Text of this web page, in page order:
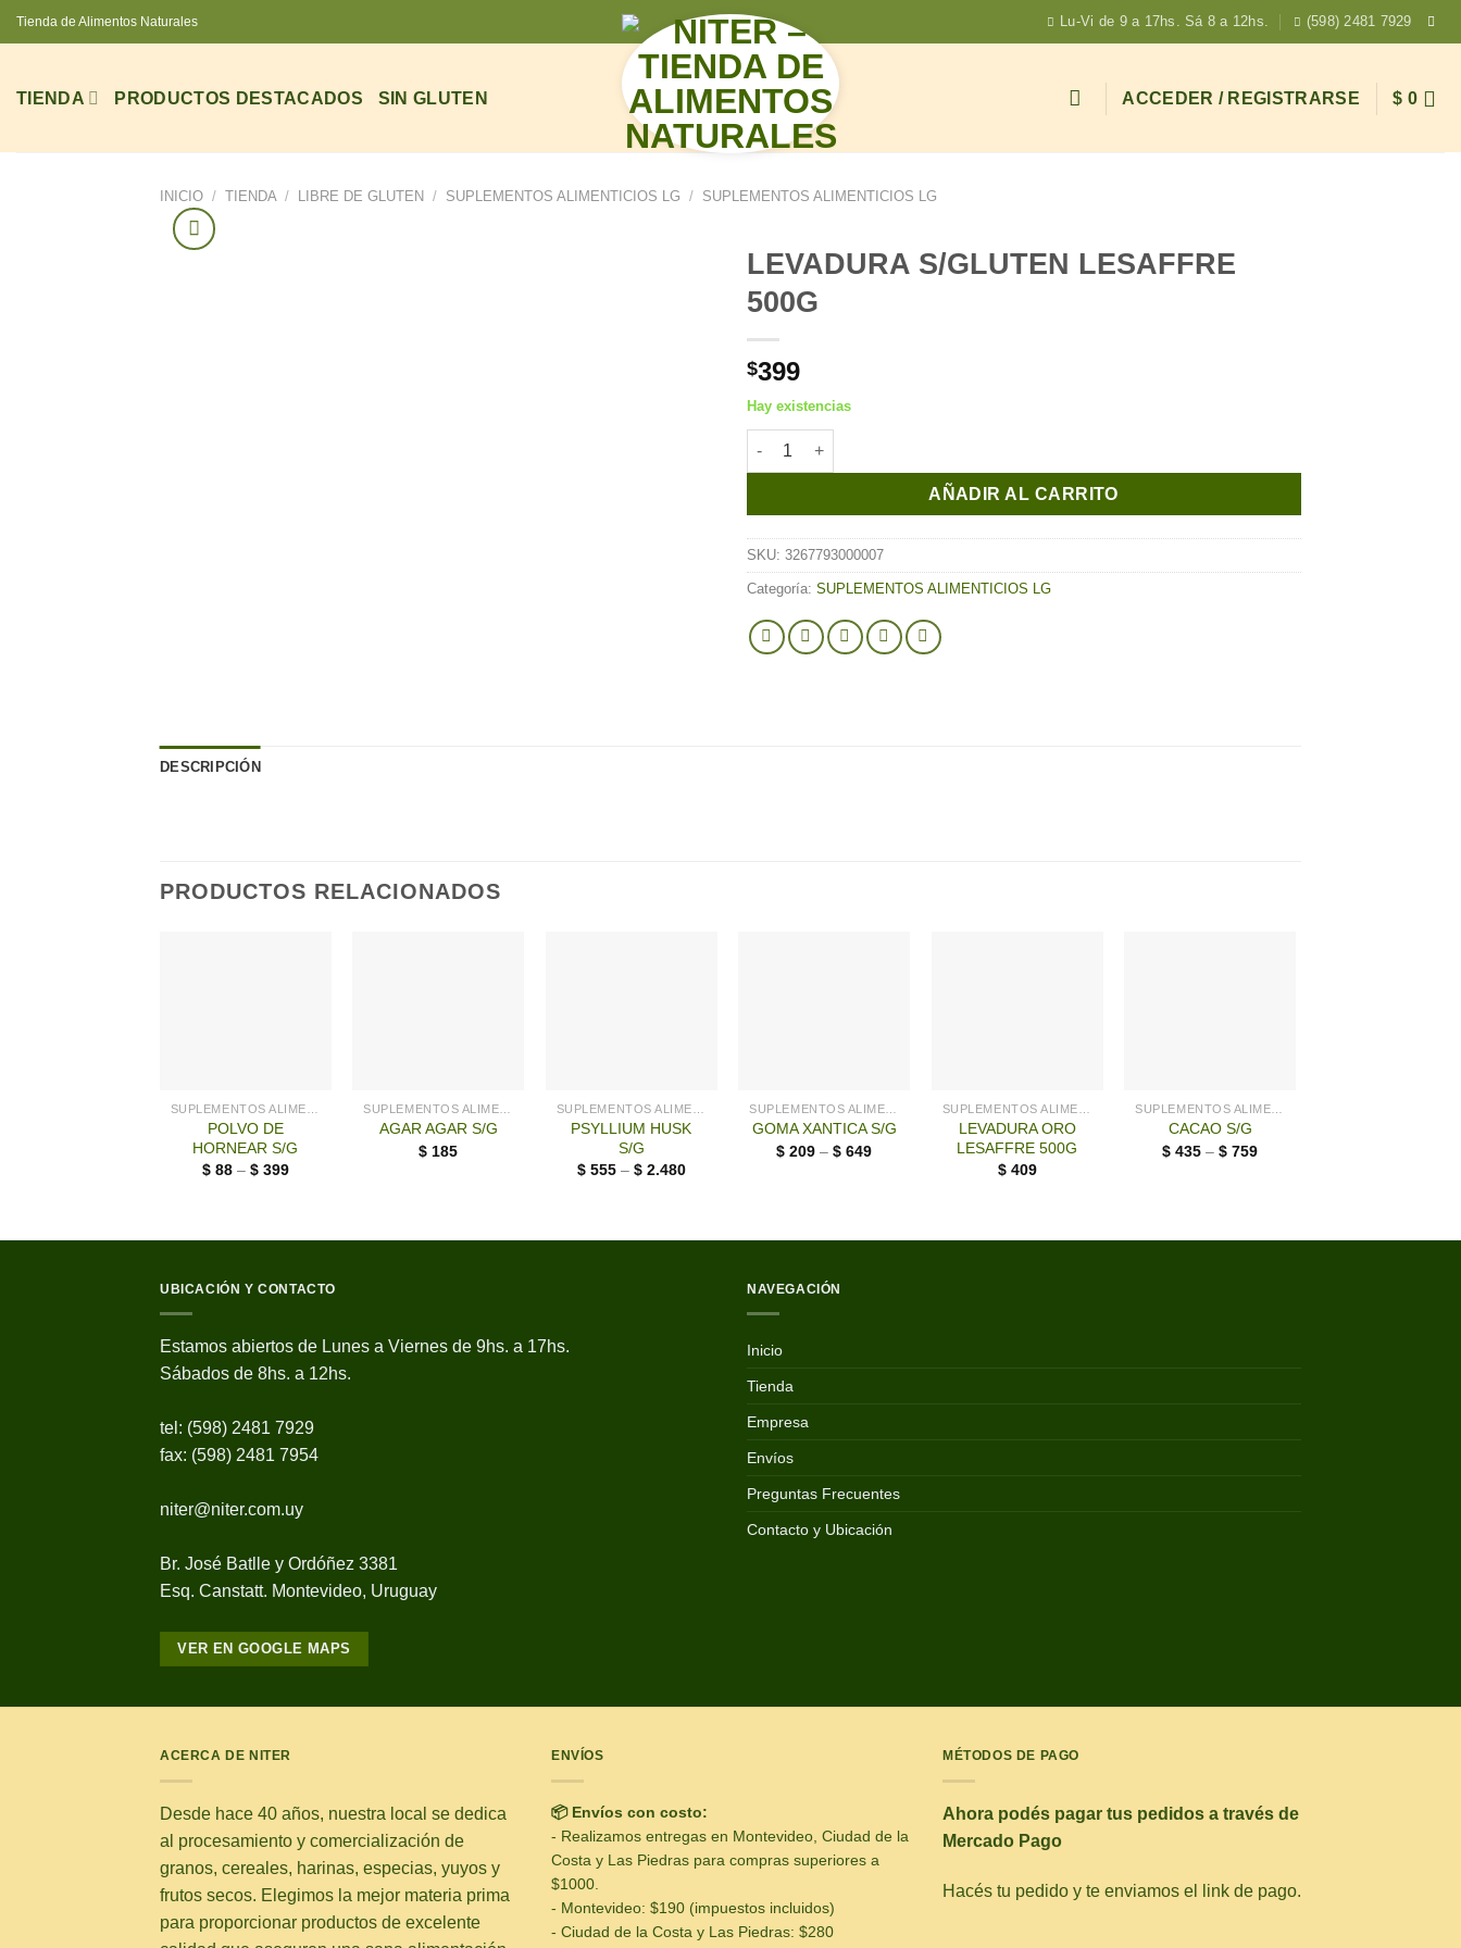
Saltar
al
Tienda de Alimentos Naturales Lu-Vi de 9 a 17hs. Sá 8 a 12hs. (598) 2481 7929
TIENDA PRODUCTOS DESTACADOS SIN GLUTEN ACCEDER / REGISTRARSE $ 0
INICIO / TIENDA / LIBRE DE GLUTEN / SUPLEMENTOS ALIMENTICIOS LG / SUPLEMENTOS ALIMENTICIOS LG
LEVADURA S/GLUTEN LESAFFRE
500G
$399
Hay existencias
LEVADURA S/GLUTEN LESAFFRE 500G cantidad
AÑADIR AL CARRITO
SKU: 3267793000007
Categoría: SUPLEMENTOS ALIMENTICIOS LG
DESCRIPCIÓN
PRODUCTOS RELACIONADOS
POLVO DE
HORNEAR S/G
$ 88– $ 399
AGAR AGAR S/G
$ 185
PSYLLIUM HUSK
S/G
$ 555– $ 2.480
GOMA XANTICA S/G
$209 –$649
LEVADURA ORO
LESAFFRE 500G
$ 409
CACAO S/G
$435 –$759
UBICACIÓN Y CONTACTO
Estamos abiertos de Lunes a Viernes de 9hs. a 17hs.
Sábados de 8hs. a 12hs.
tel: (598) 2481 7929
fax: (598) 2481 7954
niter@niter.com.uy
Br. José Batlle y Ordóñez 3381
Esq. Canstatt. Montevideo, Uruguay
VER EN GOOGLE MAPS
NAVEGACIÓN
Inicio
Tienda
Empresa
Envíos
Preguntas Frecuentes
Contacto y Ubicación
ACERCA DE NITER
Desde hace 40 años, nuestra local se dedica
al procesamiento y comercialización de
granos, cereales, harinas, especias, yuyos y
frutos secos. Elegimos la mejor materia prima
para proporcionar productos de excelente
ENVÍOS
📦 Envíos con costo:
- Realizamos entregas en Montevideo, Ciudad de la
Costa y Las Piedras para compras superiores a
$1000.
- Montevideo: $190 (impuestos incluidos)
- Ciudad de la Costa y Las Piedras: $280
MÉTODOS DE PAGO
Ahora podés pagar tus pedidos a través de
Mercado Pago
Hacés tu pedido y te enviamos el link de pago.